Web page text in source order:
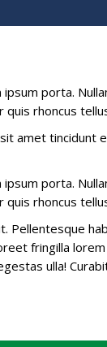
porta.
quis rhoncus
amet
porta.
quis rhoncus
Pellentesque
fringilla
ulla!